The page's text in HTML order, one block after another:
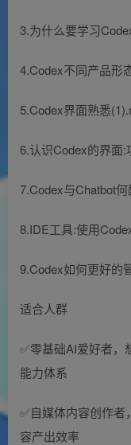
3.为什么要学习
4.Codex不同产品形
5.Codex界面熟悉
6.认识Codex的界面
7.Codex与Chatbot
8.IDE工具:使用
9.Codex如何更好的
适合人群
✅零基础AI爱好者，
能力体系
✅自媒体内容创作
容产出效率